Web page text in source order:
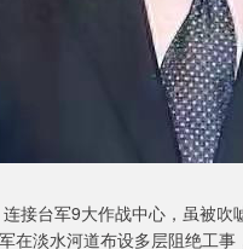
接台军9大作战中心，虽被
在淡水河道布设多层阻绝工事